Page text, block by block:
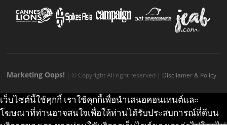
c
o
o
.
m
Marketing Oops! | © Copyright All right reserved | Discliamer & Policy
เว็บไซต์นี้ใช้คุกกี้ เราใช้คุกกี้เพื่อนำเสนอคอนเทนต์และ
โฆษณาที่ท่านอาจสนใจเพื่อให้ท่านได้รับประสบการณ์ที่ดีบน